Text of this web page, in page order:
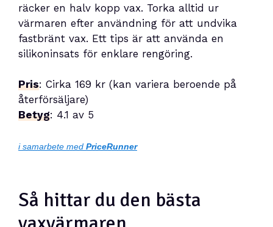
räcker en halv kopp vax. Torka alltid ur
värmaren efter användning för att undvika
fastbränt vax. Ett tips är att använda en
silikoninsats för enklare rengöring.
Pris: Cirka 169 kr (kan variera beroende på
återförsäljare)
Betyg: 4.1 av 5
i samarbete med PriceRunner
Så hittar du den bästa